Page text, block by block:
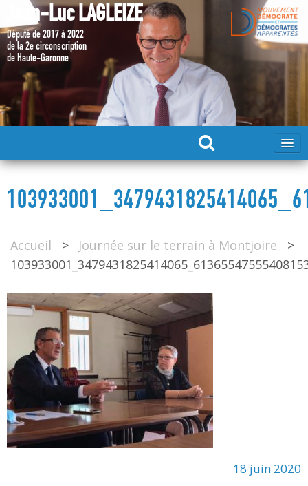
Jean-Luc LAGLEIZE
Député de 2017 à 2022
de la 2e circonscription
de Haute-Garonne
MA CANDIDATURE 2024
DÉPUTÉ 2017 – 2022
MES ACTIONS 2017 – 2022
Accueil > Journée sur le terrain à Montjoire
>
18 juin 2020